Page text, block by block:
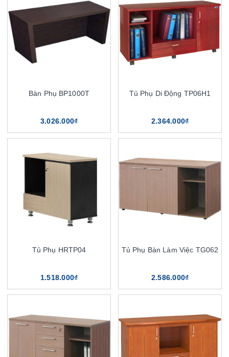
Bàn Phụ BP1000T
3.026.000₫
Tủ Phụ Di Động TP06H1
2.364.000₫
Tủ Phụ HRTP04
1.518.000₫
Tủ Phụ Bàn Làm Việc TG062
2.586.000₫